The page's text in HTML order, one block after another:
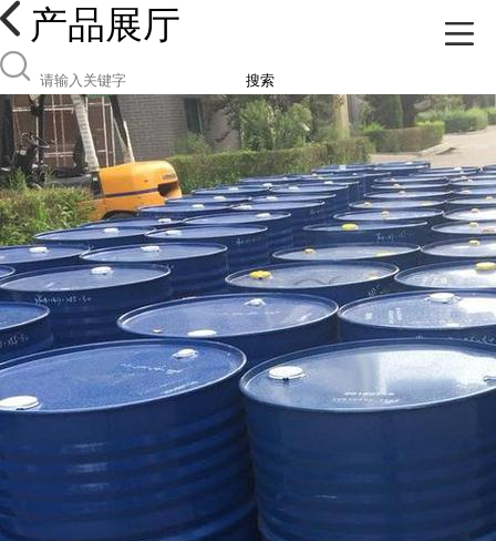
产品展厅
搜索